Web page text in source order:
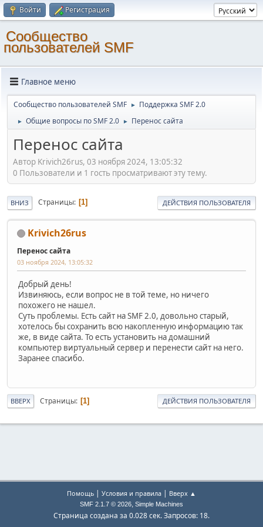
Войти Регистрация
Cообщество
пользователей SMF
Главное меню
Cообщество пользователей SMF ► Поддержка SMF 2.0
► Общие вопросы по SMF 2.0 ► Перенос сайта
Перенос сайта
Автор Krivich26rus, 03 ноября 2024, 13:05:32
0 Пользователи и 1 гость просматривают эту тему.
ВНИЗ Страницы 1 ДЕЙСТВИЯ ПОЛЬЗОВАТЕЛЯ
Krivich26rus
Перенос сайта
03 ноября 2024, 13:05:32
Добрый день!
Извиняюсь, если вопрос не в той теме, но ничего
похожего не нашел.
Суть проблемы. Есть сайт на SMF 2.0, довольно старый,
хотелось бы сохранить всю накопленную информацию так
же, в виде сайта. То есть установить на домашний
компьютер виртуальный сервер и перенести сайт на него.
Заранее спасибо.
ВВЕРХ Страницы 1 ДЕЙСТВИЯ ПОЛЬЗОВАТЕЛЯ
Помощь | Условия и правила | Вверх ▲
SMF 2.1.7 © 2026, Simple Machines
Страница создана за 0.028 сек. Запросов: 18.